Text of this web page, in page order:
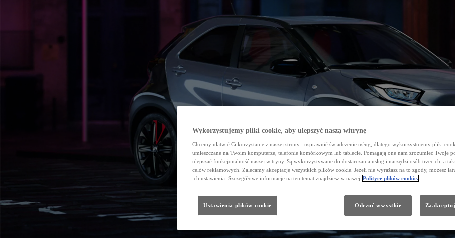
Wykorzystujemy pliki cookie, aby ulepszyć naszą witrynę
Chcemy ułatwić Ci korzystanie z naszej strony i usprawnić świadczenie usług, dlatego wykorzystujemy pliki
umieszczane na Twoim komputerze, telefonie komórkowym lub tablecie. Pomagają one nam zrozumieć Twoje
ulepszać funkcjonalność naszej witryny. Są wykorzystywane do dostarczania usług i narzędzi osób trzecich, a
celów reklamowych. Zalecamy akceptację wszystkich plików cookie. Jeżeli nie wyrażasz na to zgody, możesz
ich ustawienia. Szczegółowe informacje na ten temat znajdziesz w naszej Polityce plików cookie.
Ustawienia plików cookie Odrzuć wszystkie